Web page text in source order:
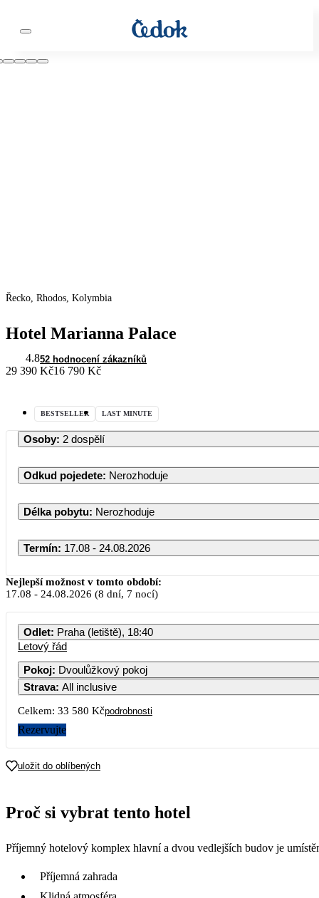
Řecko, Rhodos, Kolymbia
Hotel Marianna Palace
4.852 hodnocení zákazníků
29 390 Kč16 790 Kč
BESTSELLER LAST MINUTE
Osoby: 2 dospělí
Odkud pojedete: Nerozhoduje
Délka pobytu: Nerozhoduje
Termín: 17.08 - 24.08.2026
Nejlepší možnost v tomto období:
17.08 - 24.08.2026 (8 dní, 7 nocí)
Odlet: Praha (letiště), 18:40
Letový řád
Pokoj: Dvoulůžkový pokoj
Strava: All inclusive
Celkem: 33 580 Kčpodrobnosti
Rezervujte
uložit do oblíbených
Proč si vybrat tento hotel
Příjemný hotelový komplex hlavní a dvou vedlejších budov je
Příjemná zahrada